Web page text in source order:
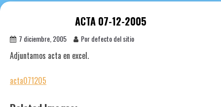
ACTA 07-12-2005
7 diciembre, 2005 Por defecto del sitio
Adjuntamos acta en excel.
acta071205